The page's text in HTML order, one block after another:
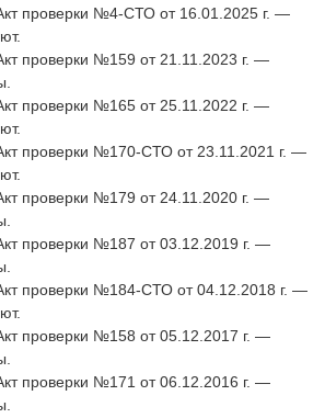
проверки №4-СТО от 16.01.2025 г. —
проверки №159 от 21.11.2023 г. —
проверки №165 от 25.11.2022 г. —
проверки №170-СТО от 23.11.2021 г. —
проверки №179 от 24.11.2020 г. —
проверки №187 от 03.12.2019 г. —
проверки №184-СТО от 04.12.2018 г. —
проверки №158 от 05.12.2017 г. —
проверки №171 от 06.12.2016 г. —